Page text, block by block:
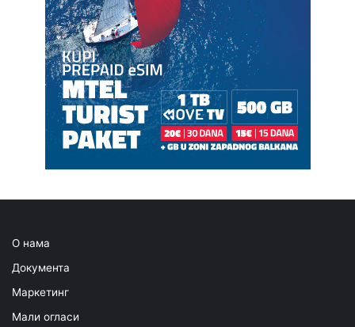
О нама
Документа
Маркетинг
Мали огласи